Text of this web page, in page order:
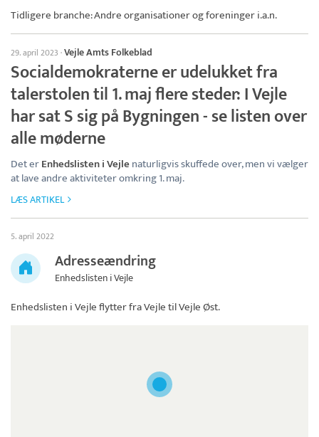
Tidligere branche: Andre organisationer og foreninger i.a.n.
29. april 2023 ·Vejle Amts Folkeblad
Socialdemokraterne er udelukket fra
talerstolen til 1. maj flere steder: I Vejle
har sat S sig på Bygningen - se listen over
alle møderne
Det erEnhedslisten i Vejlenaturligvis skuffede over, men vi vælger
at lave andre aktiviteter omkring 1. maj.
LÆS ARTIKEL
5. april 2022
Adresseændring
Enhedslisten i Vejle
Enhedslisten i Vejleflytter fra Vejle til Vejle Øst.